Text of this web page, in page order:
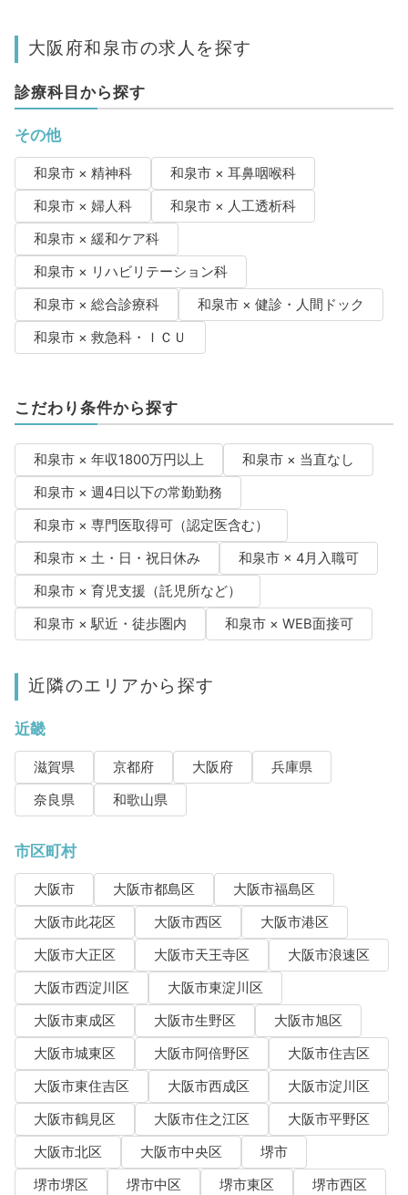
大阪府和泉市の求人を探す
診療科目から探す
その他
和泉市 × 精神科
和泉市 × 耳鼻咽喉科
和泉市 × 婦人科
和泉市 × 人工透析科
和泉市 × 緩和ケア科
和泉市 × リハビリテーション科
和泉市 × 総合診療科
和泉市 × 健診・人間ドック
和泉市 × 救急科・ＩＣＵ
こだわり条件から探す
和泉市 × 年収1800万円以上
和泉市 × 当直なし
和泉市 × 週4日以下の常勤勤務
和泉市 × 専門医取得可（認定医含む）
和泉市 × 土・日・祝日休み
和泉市 × 4月入職可
和泉市 × 育児支援（託児所など）
和泉市 × 駅近・徒歩圏内
和泉市 × WEB面接可
近隣のエリアから探す
近畿
滋賀県 京都府 大阪府
兵庫県
奈良県
和歌山県
市区町村
大阪市 大阪市都島区
大阪市福島区
大阪市此花区
大阪市西区
大阪市港区
大阪市大正区
大阪市天王寺区
大阪市浪速区
大阪市西淀川区
大阪市東淀川区
大阪市東成区
大阪市生野区
大阪市旭区
大阪市城東区
大阪市阿倍野区
大阪市住吉区
大阪市東住吉区
大阪市西成区
大阪市淀川区
大阪市鶴見区
大阪市住之江区
大阪市平野区
大阪市北区
大阪市中央区
堺市
堺市堺区
堺市中区 堺市東区
堺市西区